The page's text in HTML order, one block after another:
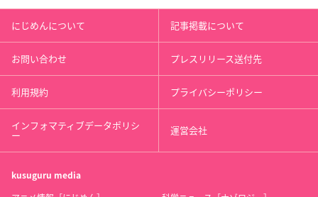
にじめんについて 記事掲載について
お問い合わせ プレスリリース送付先
利用規約 プライバシーポリシー
インフォマティブデータポリシ
ー 運営会社
kusuguru media